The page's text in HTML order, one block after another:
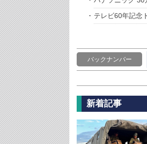
テレビ60年記念
バックナンバー
新着記事